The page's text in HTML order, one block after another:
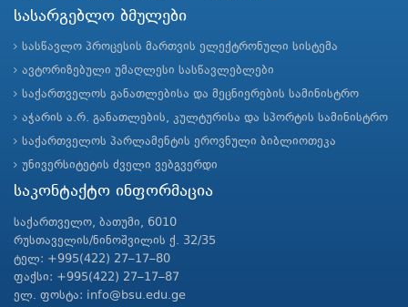
სასარგებლო ბმულები
სასწავლო პროცესის მართვის ელექტრონული სისტემა
ავტორიზებული უმაღლესი სასწავლებლები
საქართველოს განათლებისა და მეცნიერების სამინისტრო
აჭარის ა.რ. განათლების, კულტურისა და სპორტის სამინისტრო
საქართველოს პარლამენტის ეროვნული ბიბლიოთეკა
უნივერსიტეტის ძველი ვებგვერდი
საკონტაქტო ინფორმაცია
საქართველო, ბათუმი, 6010
რუსთაველის/ნინოშვილის ქ. 32/35
ტელ: +995(422) 27–17–80
ფაქსი: +995(422) 27–17–87
ელ. ფოსტა: info@bsu.edu.ge